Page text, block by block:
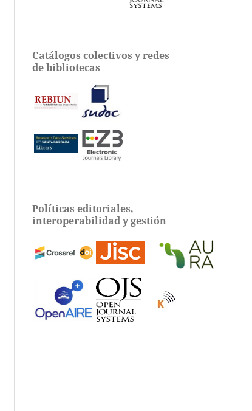
Catálogos colectivos y redes
de bibliotecas
Políticas editoriales,
interoperabilidad y gestión